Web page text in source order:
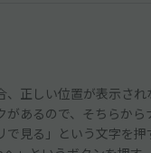
正しい位置が表示さ
あるので、そちらから
で見る」という文字を押